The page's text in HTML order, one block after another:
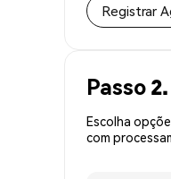
Registrar
Passo
Escolha
com